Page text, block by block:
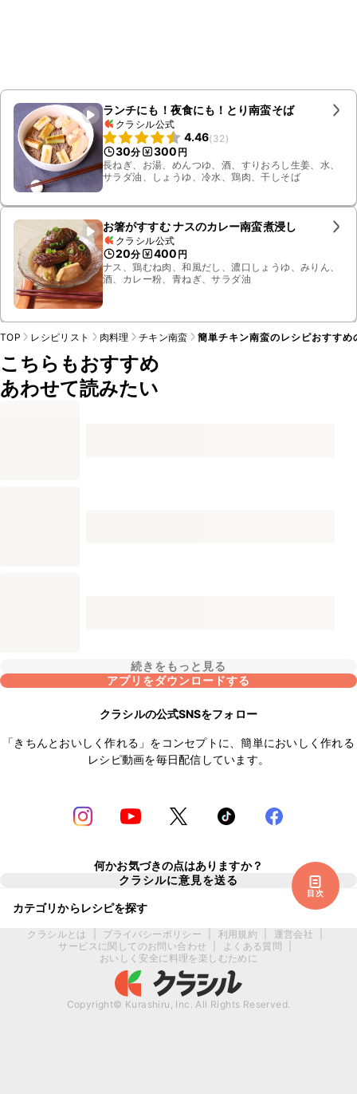
ランチにも！夜食にも！とり南蛮そば
クラシル公式
4.46(32 )
30分 300 円
長ねぎ、お湯、めんつゆ、酒、すりおろし生姜、水、
サラダ油、しょうゆ、冷水、鶏肉、干しそば
お箸がすすむ ナスのカレー南蛮煮浸し
クラシル公式
20分 400 円
ナス、鶏むね肉、和風だし、濃口しょうゆ、みりん、
酒、カレー粉、青ねぎ、サラダ油
目次
TOP レシピリスト 肉料理 チキン南蛮 簡単チキン南蛮のレシピおすすめ
こちらもおすすめ
あわせて読みたい
続きをもっと見る
アプリをダウンロードする
クラシルの公式SNSをフォロー
「きちんとおいしく作れる」をコンセプトに、簡単においしく作れる
レシピ動画を毎日配信しています。
何かお気づきの点はありますか？
クラシルに意見を送る
カテゴリからレシピを探す
クラシルとは プライバシーポリシー 利用規約 運営会社
サービスに関してのお問い合わせ
よくある質問
おいしく安全に料理を楽しむために
Copyright© Kurashiru, Inc. All Rights Reserved.